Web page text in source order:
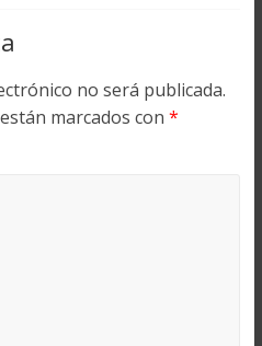
no será publicada.
marcados con *